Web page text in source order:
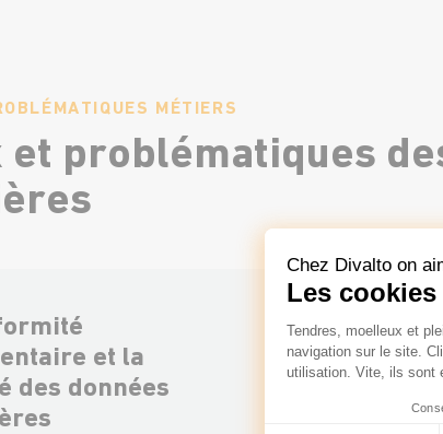
MÉTIERS
et problématiques
et la
des données
Le
et la
Chez Divalto on
Les cookies
Plateforme
Tendres, moelleux et
navigation sur le site.
utilisation. Vite, ils sont